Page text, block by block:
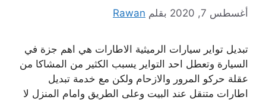
أغسطس 7, 2020 بقلم Rawan
تبديل تواير سيارات الرميثية الاطارات هي اهم جزة في
السيارة وتعطل احد التواير يسبب الكثير من المشاكا من
عقلة حركو المرور والازحام ولكن مع خدمة تبديل
اطارات متنقل عند البيت وعلى الطريق وامام المنزل لا